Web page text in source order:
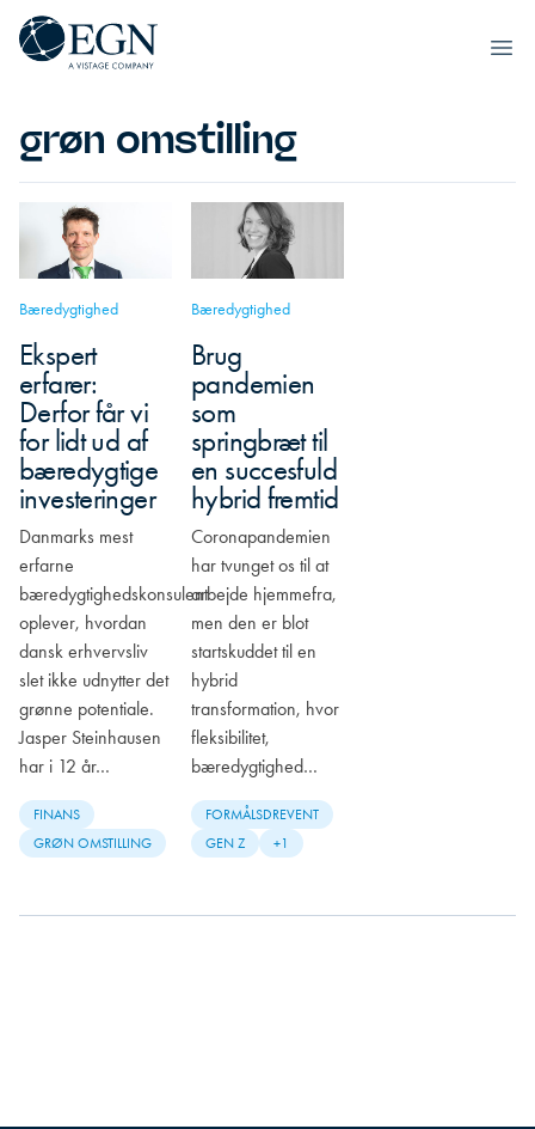
Spring til indhold
Executives' Global Network
grøn omstilling
Bæredygtighed
Ekspert
erfarer:
Derfor får vi
for lidt ud af
bæredygtige
investeringer
Danmarks mest
erfarne
bæredygtighedskonsulent
oplever, hvordan
dansk erhvervsliv
slet ikke udnytter det
grønne potentiale.
Jasper Steinhausen
har i 12 år…
FINANS
GRØN OMSTILLING
Bæredygtighed
Brug
pandemien
som
springbræt til
en succesfuld
hybrid fremtid
Coronapandemien
har tvunget os til at
arbejde hjemmefra,
men den er blot
startskuddet til en
hybrid
transformation, hvor
fleksibilitet,
bæredygtighed…
FORMÅLSDREVENT
GEN Z
+1